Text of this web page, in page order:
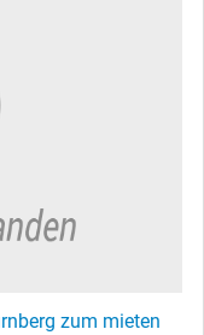
zum mieten